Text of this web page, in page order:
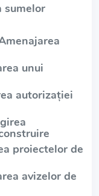
sumelor
unui
autorizației
proiectelor de
avizelor de